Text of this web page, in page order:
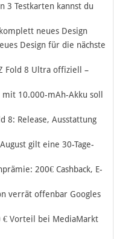
3 Testkarten kannst du
neues Design
Design für die nächste
Fold 8 Ultra offiziell –
mit 10.000-mAh-Akku soll
8: Release, Ausstattung
gilt eine 30-Tage-
200€ Cashback, E-
verrät offenbar Googles
€ Vorteil bei MediaMarkt